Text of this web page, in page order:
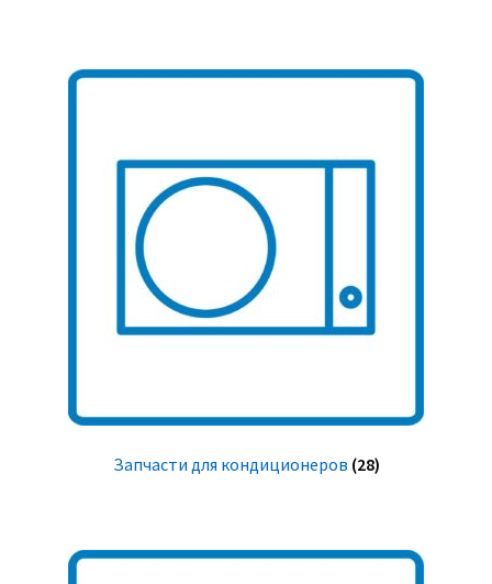
Запчасти для кондиционеров (28)